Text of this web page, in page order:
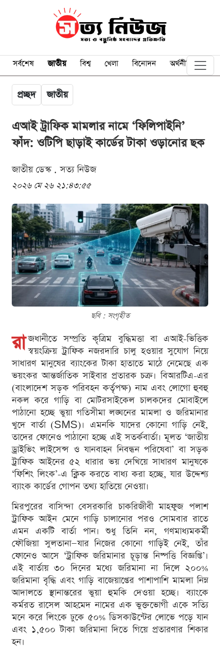
সর্বশেষ জাতীয় বিশ্ব খেলা বিনোদন অর্থনীতি
প্রচ্ছদ জাতীয়
এআই ট্রাফিক মামলার নামে ‘ফিলিপাইনি’
ফাঁদ: ওটিপি ছাড়াই কার্ডের টাকা ওড়ানোর ছক
জাতীয় ডেস্ক . সত্য নিউজ
২০২৬ মে ২৬ ২১:৪৩:৫৫
ছবি : সংগৃহীত
রা জধানীতে সম্প্রতি কৃত্রিম বুদ্ধিমত্তা বা এআই-ভিত্তিক
স্বয়ংক্রিয় ট্রাফিক নজরদারি চালু হওয়ার সুযোগ নিয়ে
সাধারণ মানুষের ব্যাংকের টাকা হাতাতে মাঠে নেমেছে এক
ভয়ংকর আন্তর্জাতিক সাইবার প্রতারক চক্র। বিআরটিএ-এর
(বাংলাদেশ সড়ক পরিবহন কর্তৃপক্ষ) নাম এবং লোগো হুবহু
নকল করে গাড়ি বা মোটরসাইকেল চালকদের মোবাইলে
পাঠানো হচ্ছে ভুয়া গতিসীমা লঙ্ঘনের মামলা ও জরিমানার
খুদে বার্তা (SMS)। এমনকি যাদের কোনো গাড়ি নেই,
তাদের ফোনেও পাঠানো হচ্ছে এই সতর্কবার্তা। মূলত ‘জাতীয়
ড্রাইভিং লাইসেন্স ও যানবাহন নিবন্ধন পরিষেবা’ বা সড়ক
ট্রাফিক আইনের ৫২ ধারার ভয় দেখিয়ে সাধারণ মানুষকে
‘ফিশিং লিংক’-এ ক্লিক করতে বাধ্য করা হচ্ছে, যার উদ্দেশ্য
ব্যাংক কার্ডের গোপন তথ্য হাতিয়ে নেওয়া।
মিরপুরের বাসিন্দা বেসরকারি চাকরিজীবী মাহফুজ পলাশ
ট্রাফিক আইন মেনে গাড়ি চালানোর পরও সোমবার রাতে
এমন একটি বার্তা পান। শুধু তিনি নন, গণমাধ্যমকর্মী
ফৌজিয়া সুলতানা—যার নিজের কোনো গাড়িই নেই, তাঁর
ফোনেও আসে ‘ট্রাফিক জরিমানার চূড়ান্ত নিষ্পত্তি বিজ্ঞপ্তি’।
এই বার্তায় ৩০ দিনের মধ্যে জরিমানা না দিলে ২০০%
জরিমানা বৃদ্ধি এবং গাড়ি বাজেয়াপ্তের পাশাপাশি মামলা নিম্ন
আদালতে স্থানান্তরের ভুয়া হুমকি দেওয়া হচ্ছে। ব্যাংকে
কর্মরত রাসেল আহমেদ নামের এক ভুক্তভোগী একে সত্যি
মনে করে লিংকে ঢুকে ৫০% ডিসকাউন্টের লোভে পড়ে যান
এবং ১,৫০০ টাকা জরিমানা দিতে গিয়ে প্রতারণার শিকার
হন।